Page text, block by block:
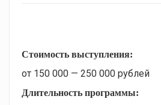
Стоимость выступления:
от 150 000 — 250 000 рублей
Длительность программы: